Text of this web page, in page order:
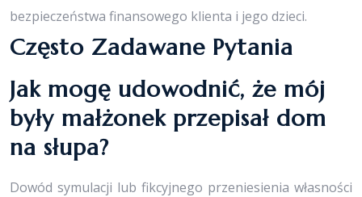
bezpieczeństwa finansowego klienta i jego dzieci.
Często Zadawane Pytania
Jak mogę udowodnić, że mój
były małżonek przepisał dom
na słupa?
Dowód symulacji lub fikcyjnego przeniesienia własności